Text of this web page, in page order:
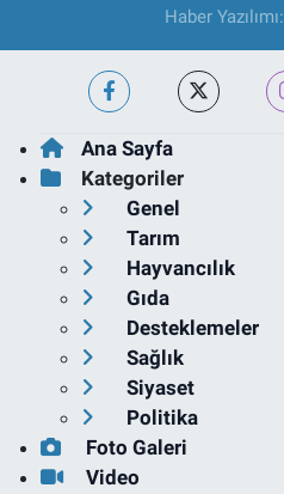
Haber Yazılımı:
Ana Sayfa
Kategoriler
Genel
Tarım
Hayvancılık
Gıda
Desteklemeler
Sağlık
Siyaset
Politika
Foto Galeri
Video